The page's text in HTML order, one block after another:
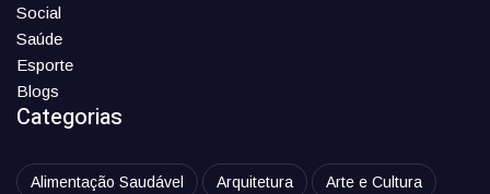
Social
Saúde
Esporte
Blogs
Categorias
Alimentação Saudável Arquitetura Arte e Cultura